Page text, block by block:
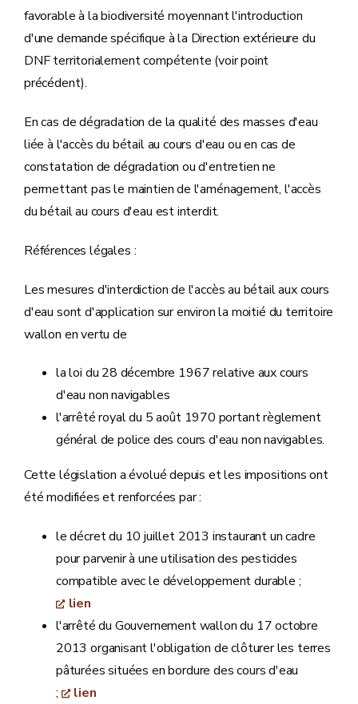
favorable à la biodiversité moyennant l'introduction
d'une demande spécifique à la Direction extérieure du
DNF territorialement compétente (voir point
précédent).
En cas de dégradation de la qualité des masses d'eau
liée à l'accès du bétail au cours d'eau ou en cas de
constatation de dégradation ou d'entretien ne
permettant pas le maintien de l'aménagement, l'accès
du bétail au cours d'eau est interdit.
Références légales :
Les mesures d'interdiction de l'accès au bétail aux cours
d'eau sont d'application sur environ la moitié du territoire
wallon en vertu de
la loi du 28 décembre 1967 relative aux cours
d'eau non navigables
l'arrêté royal du 5 août 1970 portant règlement
général de police des cours d'eau non navigables.
Cette législation a évolué depuis et les impositions ont
été modifiées et renforcées par :
le décret du 10 juillet 2013 instaurant un cadre
pour parvenir à une utilisation des pesticides
compatible avec le développement durable ;
lien
l'arrêté du Gouvernement wallon du 17 octobre
2013 organisant l'obligation de clôturer les terres
pâturées situées en bordure des cours d'eau
;
lien